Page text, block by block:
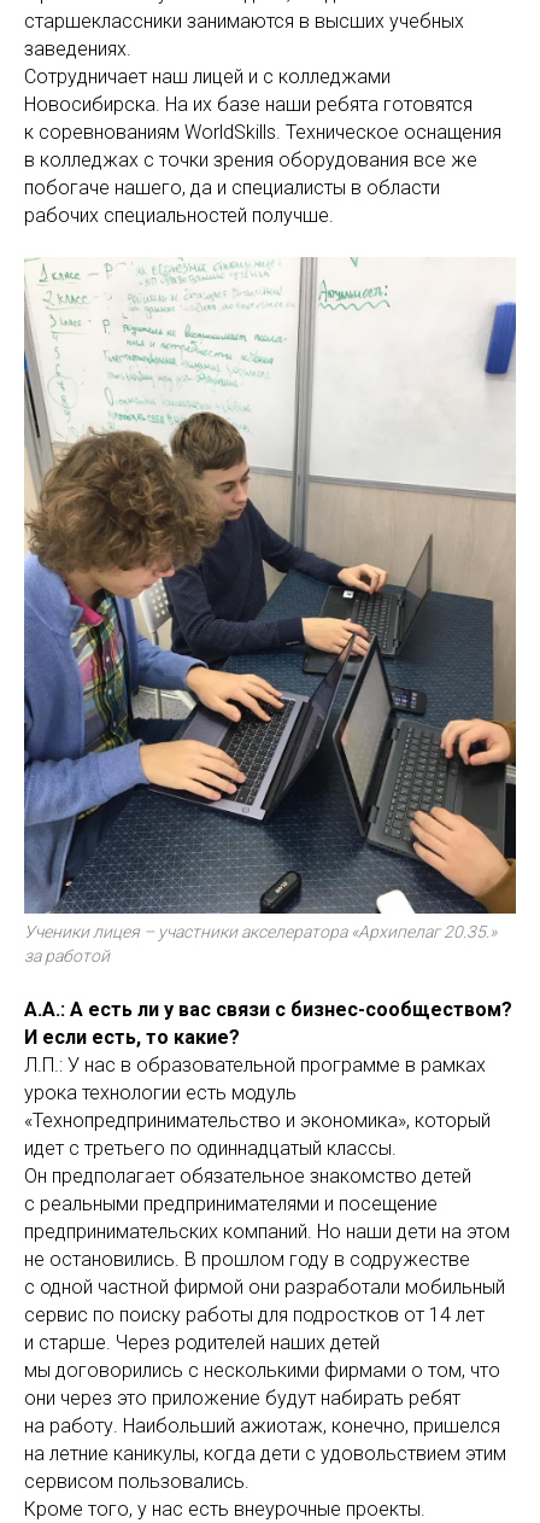
старшеклассники занимаются в высших учебных
заведениях.
Сотрудничает наш лицей и с колледжами
Новосибирска. На их базе наши ребята готовятся
к соревнованиям WorldSkills. Техническое оснащения
в колледжах с точки зрения оборудования все же
побогаче нашего, да и специалисты в области
рабочих специальностей получше.
Ученики лицея – участники акселератора «Архипелаг 20.35.»
за работой
А.А.: А есть ли у вас связи с бизнес-сообществом?
И если есть, то какие?
Л.П.: У нас в образовательной программе в рамках
урока технологии есть модуль
«Технопредпринимательство и экономика», который
идет с третьего по одиннадцатый классы.
Он предполагает обязательное знакомство детей
с реальными предпринимателями и посещение
предпринимательских компаний. Но наши дети на этом
не остановились. В прошлом году в содружестве
с одной частной фирмой они разработали мобильный
сервис по поиску работы для подростков от 14 лет
и старше. Через родителей наших детей
мы договорились с несколькими фирмами о том, что
они через это приложение будут набирать ребят
на работу. Наибольший ажиотаж, конечно, пришелся
на летние каникулы, когда дети с удовольствием этим
сервисом пользовались.
Кроме того, у нас есть внеурочные проекты.